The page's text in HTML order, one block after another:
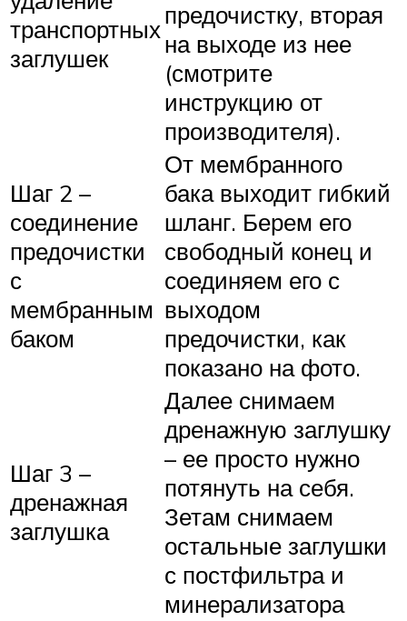
транспортных
заглушек
предочистку, вторая
на выходе из нее
(смотрите
инструкцию от
производителя).
Шаг 2 –
соединение
предочистки
с
мембранным
баком
От мембранного
бака выходит гибкий
шланг. Берем его
свободный конец и
соединяем его с
выходом
предочистки, как
показано на фото.
Шаг 3 –
дренажная
заглушка
Далее снимаем
дренажную заглушку
– ее просто нужно
потянуть на себя.
Зетам снимаем
остальные заглушки
с постфильтра и
минерализатора